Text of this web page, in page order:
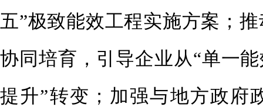
五”极致能效工程实施方案；
协同培育，引导企业从“单一
提升”转变；加强与地方政府